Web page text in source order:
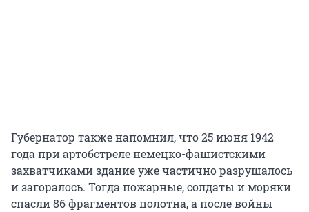
Губернатор также напомнил, что 25 июня 1942
года при артобстреле немецко-фашистскими
захватчиками здание уже частично разрушалось
и загоралось. Тогда пожарные, солдаты и моряки
спасли 86 фрагментов полотна, а после войны